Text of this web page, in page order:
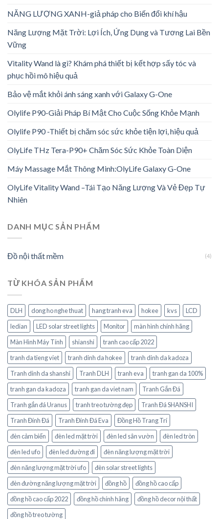
NĂNG LƯỢNG XANH-giả pháp cho Biến đổi khí hậu
Năng Lượng Mặt Trời: Lợi Ích, Ứng Dụng và Tương Lai Bền
Vững
Vitality Wand là gì? Khám phá thiết bị kết hợp sấy tóc và
phục hồi mô hiệu quả
Bảo vệ mắt khỏi ánh sáng xanh với Galaxy G-One
Olylife P90-Giải Pháp Bí Mật Cho Cuộc Sống Khỏe Mạnh
Olylife P90 -Thiết bị chăm sóc sức khỏe tiện lợi, hiệu quả
OlyLife THz Tera-P90+ Chăm Sóc Sức Khỏe Toàn Diện
Máy Massage Mắt Thông Minh:OlyLife Galaxy G-One
OlyLife Vitality Wand –Tái Tạo Năng Lượng Và Vẻ Đẹp Tự
Nhiên
DANH MỤC SẢN PHẨM
Đồ nội thất mềm (4)
TỪ KHÓA SẢN PHẨM
DLH dong ho nghe thuat hang tranh eva hokee kvs
LCD
ledian
LED solar street lights Monitor
màn hình chính hãng
Màn Hình Máy Tính
shianshi
tranh cao cấp 2022
tranh da tieng viet
tranh dinh da hokee
tranh dinh da kadoza
Tranh dinh da shanshi
Tranh DLH tranh eva
tranh gan da 100%
tranh gan da kadoza
tranh gan da viet nam
Tranh Gắn Đá
Tranh gắn đá Uranus
tranh treo tường đẹp
Tranh Đá SHANSHI
Tranh Đính Đá
Tranh Đính Đá Eva
Đồng Hồ Trang Trí
đèn cảm biến
đèn led mặt trời đèn led sân vườn
đèn led tròn
đèn led ufo
đèn led đường đi
đèn năng lượng mặt trời
đèn năng lượng mặt trời ufo
đèn solar street lights
đèn đường năng lượng mặt trời
đồng hồ
đồng hồ cao cấp
đồng hồ cao cấp 2022
đồng hồ chính hãng
đồng hồ decor nội thất
đồng hồ treo tường